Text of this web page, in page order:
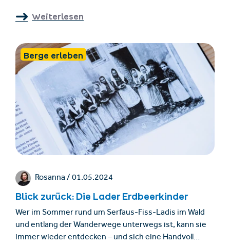
machen: Wandern! In diesem Gastbeitrag stelle ich dir
ohne Hund, aber dazu gleich mehr.
Weiterlesen
Berge erleben
Rosanna / 01.05.2024
Blick zurück: Die Lader Erdbeerkinder
Wer im Sommer rund um Serfaus-Fiss-Ladis im Wald
und entlang der Wanderwege unterwegs ist, kann sie
immer wieder entdecken – und sich eine Handvoll